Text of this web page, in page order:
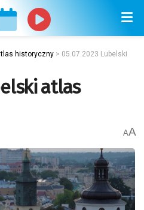
historyczny > 05.07.2023 Lubelski
atlas
AA